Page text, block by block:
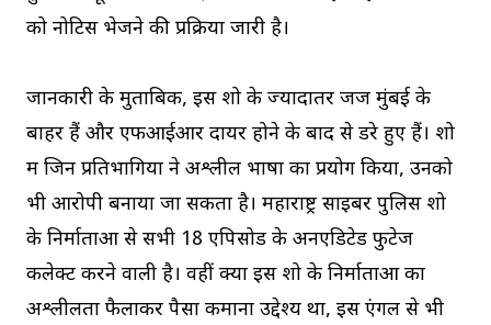
को नोटिस भेजने की प्रक्रिया जारी है।
जानकारी के मुताबिक, इस शो के ज्यादातर जज मुंबई के
बाहर हैं और एफआईआर दायर होने के बाद से डरे हुए हैं। शो
में जिन प्रतिभागियों ने अश्लील भाषा का प्रयोग किया, उनको
भी आरोपी बनाया जा सकता है। महाराष्ट्र साइबर पुलिस शो
के निर्माताओं से सभी 18 एपिसोड के अनएडिटेड फुटेज
कलेक्ट करने वाली है। वहीं क्या इस शो के निर्माताओं का
अश्लीलता फैलाकर पैसा कमाना उद्देश्य था, इस एंगल से भी